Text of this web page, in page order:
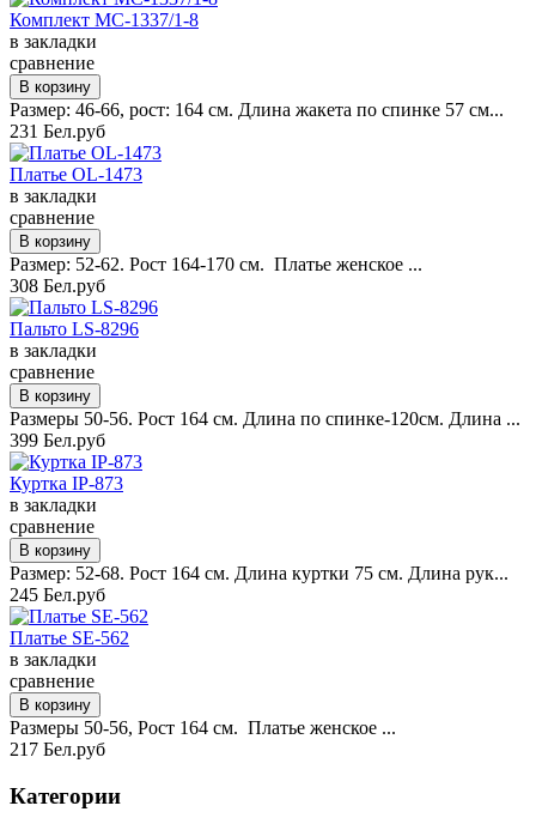
Комплект MC-1337/1-8
в закладки
сравнение
Размер: 46-66, рост: 164 см. Длина жакета по спинке 57 см...
231 Бел.руб
Платье OL-1473
в закладки
сравнение
Размер: 52-62. Рост 164-170 см. Платье женское ...
308 Бел.руб
Пальто LS-8296
в закладки
сравнение
Размеры 50-56. Рост 164 см. Длина по спинке-120см. Длина ...
399 Бел.руб
Куртка IP-873
в закладки
сравнение
Размер: 52-68. Рост 164 см. Длина куртки 75 см. Длина рук...
245 Бел.руб
Платье SE-562
в закладки
сравнение
Размеры 50-56, Рост 164 см. Платье женское ...
217 Бел.руб
Категории